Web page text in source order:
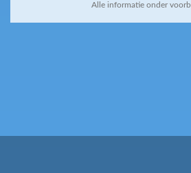
Alle informatie onder